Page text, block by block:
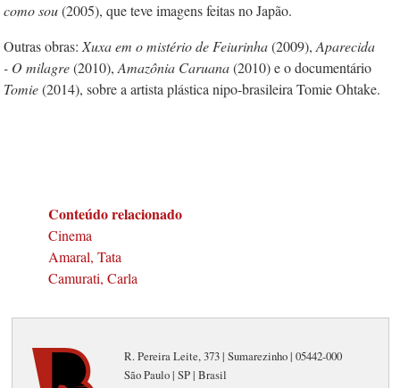
como sou(2005), que teve imagens feitas no Japão.
Outras obras: Xuxa em o mistério de Feiurinha(2009), Aparecida
- O milagre(2010), Amazônia Caruana(2010) e o documentário
Tomie(2014), sobre a artista plástica nipo-brasileira Tomie Ohtake.
Conteúdo relacionado
Cinema
Amaral, Tata
Camurati, Carla
R. Pereira Leite, 373 | Sumarezinho | 05442-000
São Paulo | SP | Brasil